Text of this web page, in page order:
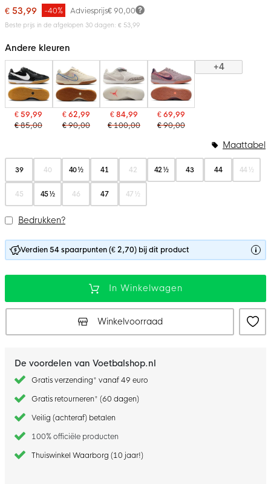
begin
van
gallerij
€ 53,99
Adviesprijs€ 90,00
-40%
Beste prijs in de afgelopen 30 dagen: € 53,99
Andere kleuren
€ 59,99
€ 85,00
€ 62,99
€ 90,00
€ 84,99
€ 100,00
€ 69,99
€ 90,00
+4
39 40 40 ½ 41 42 42 ½ 43 44 44 ½
45 45 ½ 46 47 47 ½
Maattabel
Bedrukken?
Verdien 54 spaarpunten (€ 2,70) bij dit product
In Winkelwagen
Winkelvoorraad
De voordelen van Voetbalshop.nl
Gratis verzending* vanaf 49 euro
Gratis retourneren* (60 dagen)
Veilig (achteraf) betalen
100% officiële producten
Thuiswinkel Waarborg (10 jaar!)